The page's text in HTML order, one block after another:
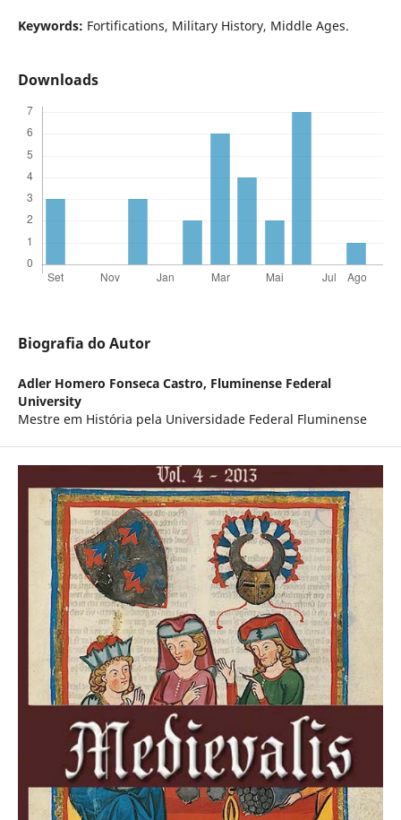
Keywords: Fortifications, Military History, Middle Ages.
Downloads
Biografia do Autor
Adler Homero Fonseca Castro, Fluminense Federal
University
Mestre em História pela Universidade Federal Fluminense